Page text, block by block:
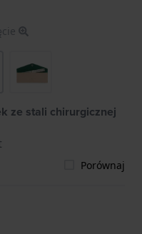
ze stali chirurgicznej
Porównaj